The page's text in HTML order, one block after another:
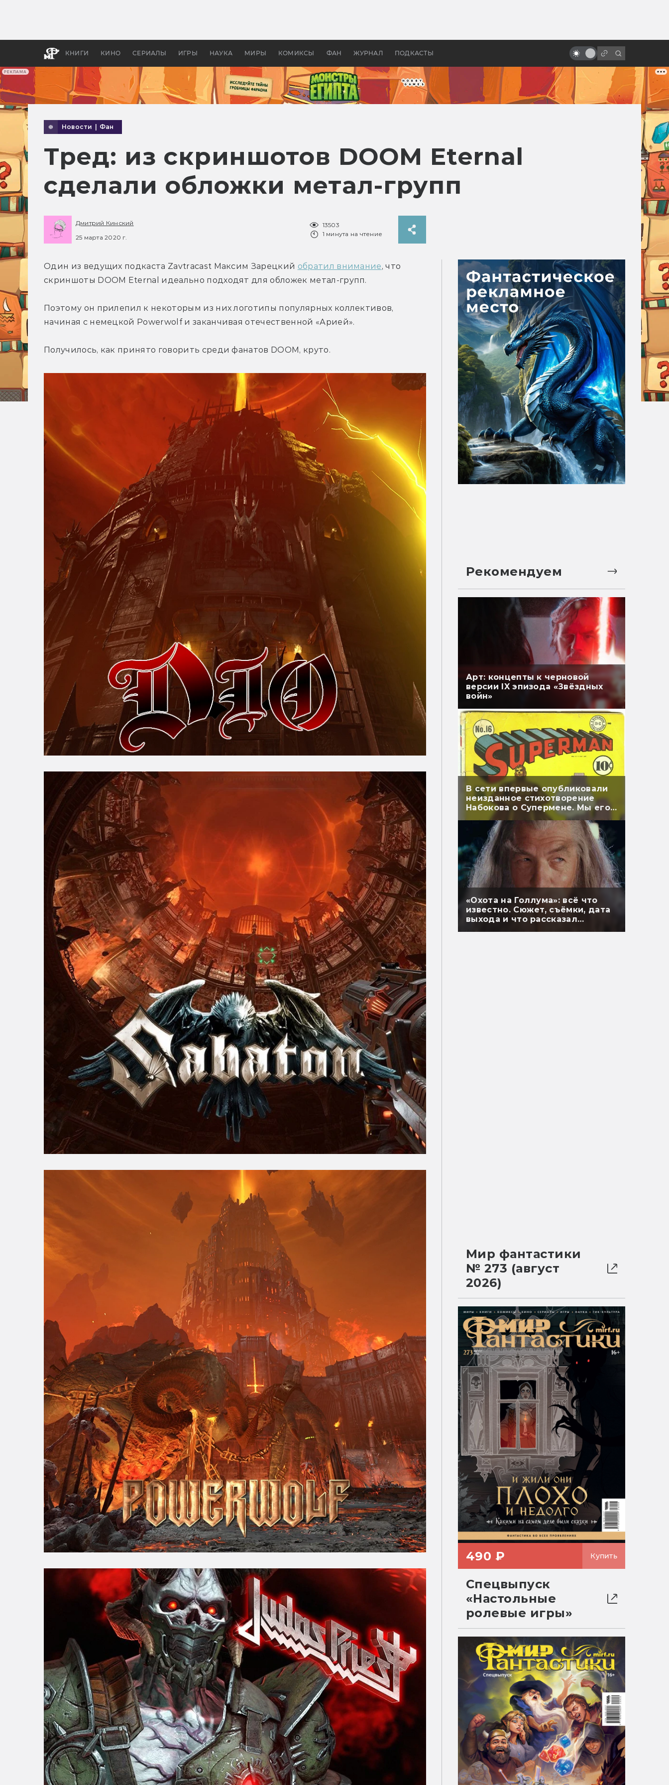
РЕКЛАМА
КНИГИ КИНО СЕРИАЛЫ ИГРЫ НАУКА МИРЫ КОМИКСЫ ФАН ЖУРНАЛ ПОДКАСТЫ
бы «Властелина колец»
Древней Грецией
по версии «Мира фантастики»
Новости Фан
Тред: из скриншотов DOOM Eternal
сделали обложки метал-групп
Дмитрий Кинский
25 марта 2020 г.
13503
1 минута на чтение
Один из ведущих подкаста Zavtracast Максим Зарецкий обратил внимание, что
скриншоты DOOM Eternal идеально подходят для обложек метал-групп.
Поэтому он прилепил к некоторым из них логотипы популярных коллективов,
начиная с немецкой Powerwolf и заканчивая отечественной «Арией».
Получилось, как принято говорить среди фанатов DOOM, круто.
Рекомендуем
Арт: концепты к черновой
версии IX эпизода «Звёздных
войн»
В сети впервые опубликовали
неизданное стихотворение
Набокова о Супермене. Мы его
перевели
«Охота на Голлума»: всё что
известно. Сюжет, съёмки, дата
выхода и что рассказал
Мир фантастики
№ 273 (август
2026)
490 ₽ Купить
Спецвыпуск
«Настольные
ролевые игры»